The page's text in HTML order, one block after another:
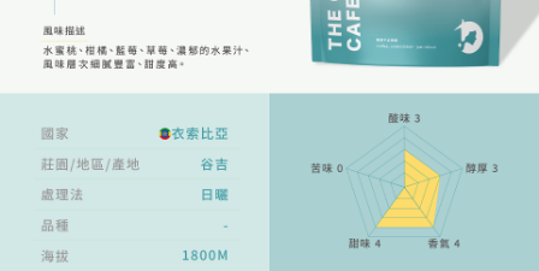
時審查核予不同之上限額度；若仍有額度不足之情形，本公司將視審查結果
請求用戶進行身份認證。
５．嚴禁一人註冊多個帳號或使用他人資訊註冊。若發現惡意使用之情形，